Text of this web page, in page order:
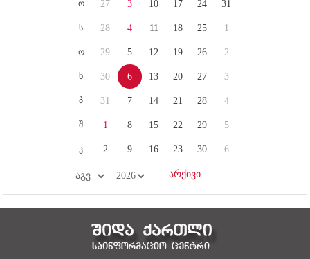
ო
ს
ო
ხ
პ
შ
კ
27
28
29
30
31
1
2
3
4
5
6
7
8
9
10
11
12
13
14
15
16
17
18
19
20
21
22
23
24
25
26
27
28
29
30
31
1
2
3
4
5
6